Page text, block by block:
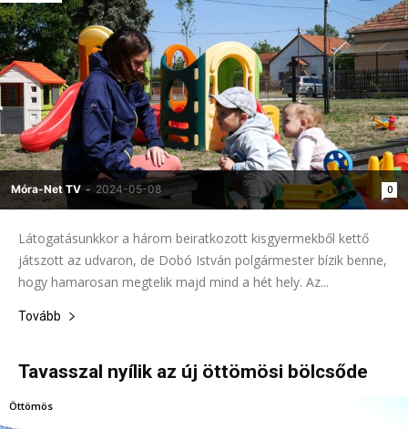
Móra-Net TV - 2024-05-08 0
Látogatásunkkor a három beiratkozott kisgyermekből kettő
játszott az udvaron, de Dobó István polgármester bízik benne,
hogy hamarosan megtelik majd mind a hét hely. Az...
Tovább
Tavasszal nyílik az új öttömösi bölcsőde
Öttömös